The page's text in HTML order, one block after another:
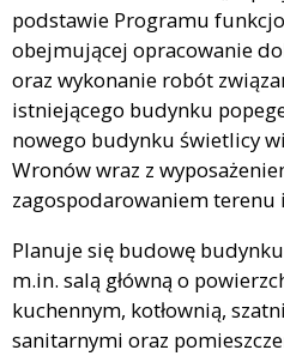
podstawie Programu
obejmującej opracowanie
oraz wykonanie robót
istniejącego budynku
nowego budynku świetlicy
Wronów wraz z
zagospodarowaniem
Planuje się budowę
m.in. salą główną o
kuchennym, kotłownią,
sanitarnymi oraz